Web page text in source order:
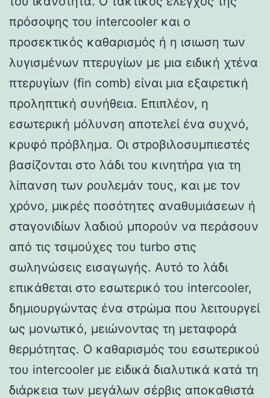
πρόσοψης του intercooler και ο
προσεκτικός καθαρισμός ή η ισιωση των
λυγισμένων πτερυγίων με μια ειδική χτένα
πτερυγίων (fin comb) είναι μια εξαιρετική
προληπτική συνήθεια. Επιπλέον, η
εσωτερική μόλυνση αποτελεί ένα συχνό,
κρυφό πρόβλημα. Οι στροβιλοσυμπιεστές
βασίζονται στο λάδι του κινητήρα για τη
λίπανση των ρουλεμάν τους, και με τον
χρόνο, μικρές ποσότητες αναθυμιάσεων ή
σταγονιδίων λαδιού μπορούν να περάσουν
από τις τσιμούχες του turbo στις
σωληνώσεις εισαγωγής. Αυτό το λάδι
επικάθεται στο εσωτερικό του intercooler,
δημιουργώντας ένα στρώμα που λειτουργεί
ως μονωτικό, μειώνοντας τη μεταφορά
θερμότητας. Ο καθαρισμός του εσωτερικού
του intercooler με ειδικά διαλυτικά κατά τη
διάρκεια των μεγάλων σέρβις αποκαθιστά